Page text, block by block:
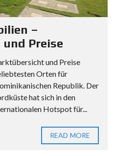
–
Preise
und Preise
Orten für
Republik. Der
hat sich in den
Hotspot für...
READ MORE